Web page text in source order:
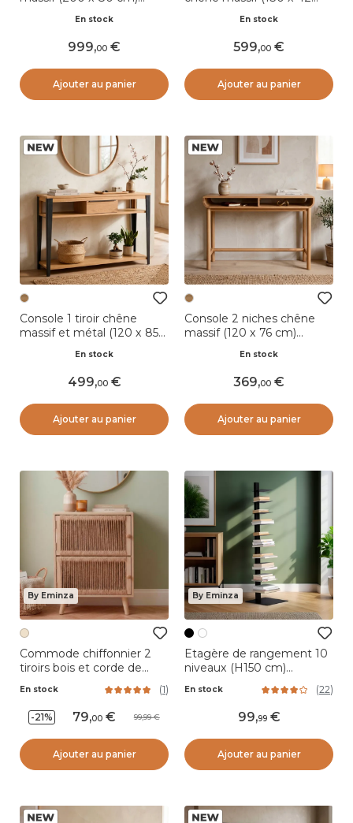
En stock
999,00
Ajouter au panier
En stock
599,00
Ajouter au panier
Console 1 tiroir chêne
massif et métal (120 x 85
En stock
499,00
Ajouter au panier
Console 2 niches chêne
massif (120 x 76 cm)
En stock
369,00
Ajouter au panier
By Eminza
Commode chiffonnier 2
tiroirs bois et corde de
Manille Beige
En stock (1)
-21% 79,00 99,99
Ajouter au panier
By Eminza
Etagère de rangement 10
niveaux (H150 cm)
En stock (22)
99,99
Ajouter au panier